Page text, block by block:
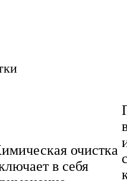
очистка
в себя